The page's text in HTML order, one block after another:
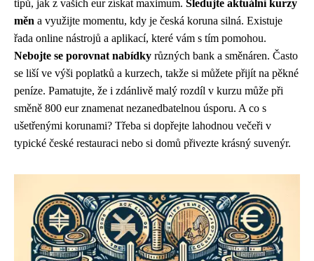
tipů, jak z vašich eur získat maximum. Sledujte aktuální kurzy
měn a využijte momentu, kdy je česká koruna silná. Existuje
řada online nástrojů a aplikací, které vám s tím pomohou.
Nebojte se porovnat nabídky různých bank a směnáren. Často
se liší ve výši poplatků a kurzech, takže si můžete přijít na pěkné
peníze. Pamatujte, že i zdánlivě malý rozdíl v kurzu může při
směně 800 eur znamenat nezanedbatelnou úsporu. A co s
ušetřenými korunami? Třeba si dopřejte lahodnou večeři v
typické české restauraci nebo si domů přivezte krásný suvenýr.